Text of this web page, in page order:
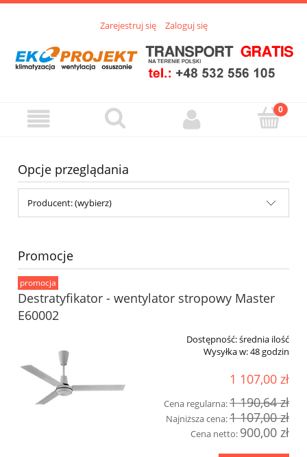
Zarejestruj się Zaloguj się
Opcje przeglądania
Producent: (wybierz)
Promocje
Destratyfikator - wentylator stropowy Master
E60002
Dostępność:średnia ilość
Wysyłka w:48 godzin
1 107,00 zł
Cena regularna:1 190,64 zł
Najniższa cena:1 107,00 zł
Cena netto: 900,00 zł
promocja